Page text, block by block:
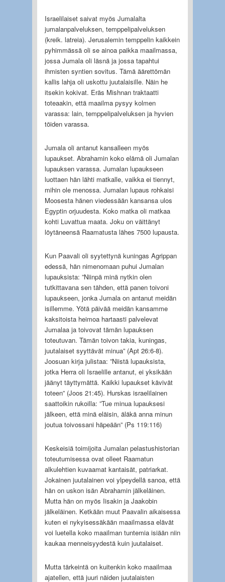
Israelilaiset saivat myös Jumalalta
jumalanpalveluksen, temppelipalveluksen
(kreik. latreia). Jerusalemin temppelin kaikkein
pyhimmässä oli se ainoa paikka maailmassa,
jossa Jumala oli läsnä ja jossa tapahtui
ihmisten syntien sovitus. Tämä äärettömän
kallis lahja oli uskottu juutalaisille. Näin he
itsekin kokivat. Eräs Mishnan traktaatti
toteaakin, että maailma pysyy kolmen
varassa: lain, temppelipalveluksen ja hyvien
töiden varassa.
Jumala oli antanut kansalleen myös
lupaukset. Abrahamin koko elämä oli Jumalan
lupauksen varassa. Jumalan lupaukseen
luottaen hän lähti matkalle, vaikka ei tiennyt,
mihin ole menossa. Jumalan lupaus rohkaisi
Moosesta hänen viedessään kansansa ulos
Egyptin orjuudesta. Koko matka oli matkaa
kohti Luvattua maata. Joku on väittänyt
löytäneensä Raamatusta lähes 7500 lupausta.
Kun Paavali oli syytettynä kuningas Agrippan
edessä, hän nimenomaan puhui Jumalan
lupauksista: ”Niinpä minä nytkin olen
tutkittavana sen tähden, että panen toivoni
lupaukseen, jonka Jumala on antanut meidän
isillemme. Yötä päivää meidän kansamme
kaksitoista heimoa hartaasti palvelevat
Jumalaa ja toivovat tämän lupauksen
toteutuvan. Tämän toivon takia, kuningas,
juutalaiset syyttävät minua” (Apt 26:6-8).
Joosuan kirja julistaa: ”Niistä lupauksista,
jotka Herra oli Israelille antanut, ei yksikään
jäänyt täyttymättä. Kaikki lupaukset kävivät
toteen” (Joos 21:45). Hurskas israelilainen
saattoikin rukoilla: ”Tue minua lupauksesi
jälkeen, että minä eläisin, äläkä anna minun
joutua toivossani häpeään” (Ps 119:116)
Keskeisiä toimijoita Jumalan pelastushistorian
toteutumisessa ovat olleet Raamatun
alkulehtien kuvaamat kantaisät, patriarkat.
Jokainen juutalainen voi ylpeydellä sanoa, että
hän on uskon isän Abrahamin jälkeläinen.
Mutta hän on myös Iisakin ja Jaakobin
jälkeläinen. Ketkään muut Paavalin aikaisessa
kuten ei nykyisessäkään maailmassa elävät
voi luetella koko maailman tuntemia isiään niin
kaukaa menneisyydestä kuin juutalaiset.
Mutta tärkeintä on kuitenkin koko maailmaa
ajatellen, että juuri näiden juutalaisten